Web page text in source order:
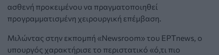
ασθενή προκειμένου να πραγματοποιηθεί
προγραμματισμένη χειρουργική επέμβαση.
Μιλώντας στην εκπομπή «Newsroom» του ΕΡΤnews, ο
υπουργός χαρακτήρισε το περιστατικό «ό,τι πιο